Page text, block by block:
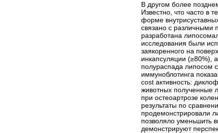
В другом более
Известно, что часто в
форме
связано с различными
разработана
исследования были
заякоренного на
инкапсуляции (≥80%),
полураспада липосом
иммуноблотинга
cost активность:
животных полученные
при остеоартрозе
результаты по
продемонстрировали
позволяло уменьшить
демонстрируют